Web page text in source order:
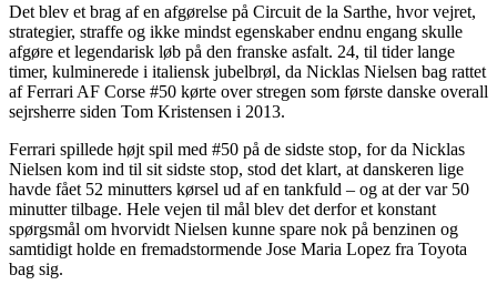
Det blev et brag af en afgørelse på Circuit de la Sarthe, hvor vejret,
strategier, straffe og ikke mindst egenskaber endnu engang skulle
afgøre et legendarisk løb på den franske asfalt. 24, til tider lange
timer, kulminerede i italiensk jubelbrøl, da Nicklas Nielsen bag rattet
af Ferrari AF Corse #50 kørte over stregen som første danske overall
sejrsherre siden Tom Kristensen i 2013.
Ferrari spillede højt spil med #50 på de sidste stop, for da Nicklas
Nielsen kom ind til sit sidste stop, stod det klart, at danskeren lige
havde fået 52 minutters kørsel ud af en tankfuld – og at der var 50
minutter tilbage. Hele vejen til mål blev det derfor et konstant
spørgsmål om hvorvidt Nielsen kunne spare nok på benzinen og
samtidigt holde en fremadstormende Jose Maria Lopez fra Toyota
bag sig.